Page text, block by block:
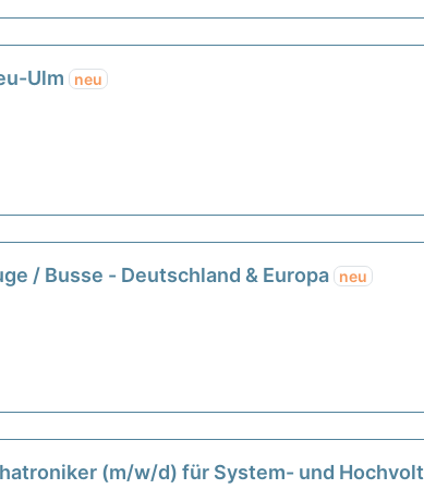
Ulm neu
/ Busse - Deutschland & Europa neu
(m/w/d) für System- und